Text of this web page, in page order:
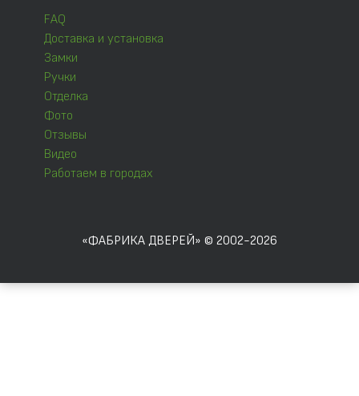
FAQ
Доставка и установка
Замки
Ручки
Отделка
Фото
Отзывы
Видео
Работаем в городах
«ФАБРИКА ДВЕРЕЙ» © 2002-2026